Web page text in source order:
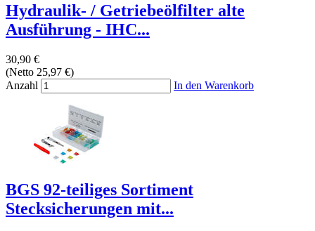
Hydraulik- / Getriebeölfilter alte
Ausführung - IHC...
30,90 €
(Netto 25,97 €)
Anzahl
In den Warenkorb
BGS 92-teiliges Sortiment
Stecksicherungen mit...